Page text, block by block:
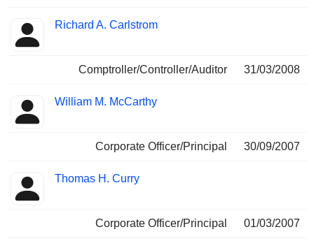
Richard A. Carlstrom
Comptroller/Controller/Auditor 31/03/2008
William M. McCarthy
Corporate Officer/Principal 30/09/2007
Thomas H. Curry
Corporate Officer/Principal 01/03/2007